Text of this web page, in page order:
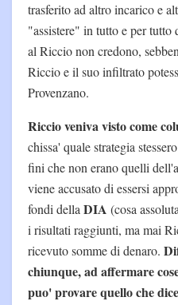
trasferito ad altro incarico e
"assistere" in tutto e per tutto
al Riccio non credono,
Riccio e il suo infiltrato
Provenzano.
Riccio veniva visto come
chissa' quale strategia
fini che non erano quelli
viene accusato di essersi
fondi dellaDIA (cosa
i risultati raggiunti, ma mai
ricevuto somme di denaro.
chiunque, ad affermare
puo' provare quello che